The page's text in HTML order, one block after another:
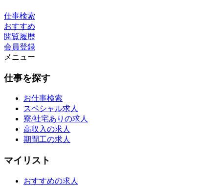
仕事検索
おすすめ
閲覧履歴
会員登録
メニュー
仕事を探す
お仕事検索
スペシャル求人
寮/社宅ありの求人
高収入の求人
期間工の求人
マイリスト
おすすめの求人